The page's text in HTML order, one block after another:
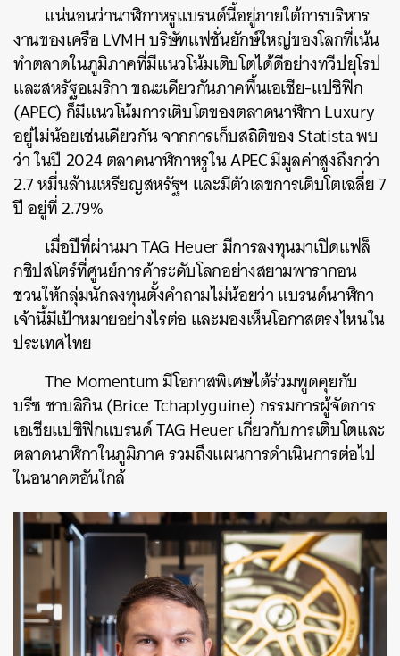
แน่นอนว่านาฬิกาหรูแบรนด์นี้อยู่ภายใต้การบริหาร
งานของเครือ LVMH บริษัทแฟชั่นยักษ์ใหญ่ของโลกที่เน้น
ทำตลาดในภูมิภาคที่มีแนวโน้มเติบโตได้ดีอย่างทวีปยุโรป
และสหรัฐอเมริกา ขณะเดียวกันภาคพื้นเอเชีย-แปซิฟิก
(APEC) ก็มีแนวโน้มการเติบโตของตลาดนาฬิกา Luxury
อยู่ไม่น้อยเช่นเดียวกัน จากการเก็บสถิติของ Statista พบ
ว่า ในปี 2024 ตลาดนาฬิกาหรูใน APEC มีมูลค่าสูงถึงกว่า
2.7 หมื่นล้านเหรียญสหรัฐฯ และมีตัวเลขการเติบโตเฉลี่ย 7
ปี อยู่ที่ 2.79%
เมื่อปีที่ผ่านมา TAG Heuer มีการลงทุนมาเปิดแฟล็
กชิปสโตร์ที่ศูนย์การค้าระดับโลกอย่างสยามพารากอน
ชวนให้กลุ่มนักลงทุนตั้งคำถามไม่น้อยว่า แบรนด์นาฬิกา
เจ้านี้มีเป้าหมายอย่างไรต่อ และมองเห็นโอกาสตรงไหนใน
ประเทศไทย
The Momentum มีโอกาสพิเศษได้ร่วมพูดคุยกับ
บรีซ ชาบลิกิน (Brice Tchaplyguine) กรรมการผู้จัดการ
เอเชียแปซิฟิกแบรนด์ TAG Heuer เกี่ยวกับการเติบโตและ
ตลาดนาฬิกาในภูมิภาค รวมถึงแผนการดำเนินการต่อไป
ในอนาคตอันใกล้